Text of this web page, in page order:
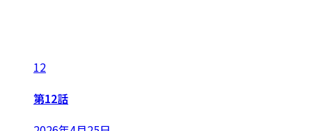
12
第12話